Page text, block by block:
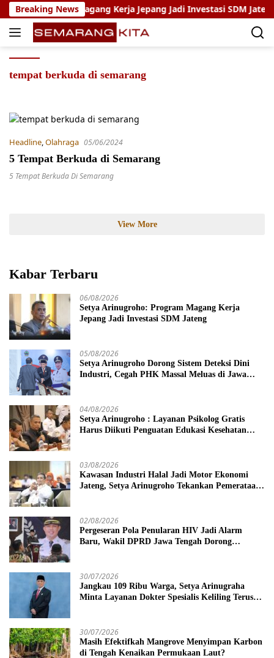
Skip
to
content
Breaking News
Program Magang Kerja Jepang Jadi Investasi SDM Jateng
tempat berkuda di semarang
Headline,Olahraga 05/06/2024
5 Tempat Berkuda di Semarang
5 Tempat Berkuda Di Semarang
View More
Kabar Terbaru
06/08/2026
Setya Arinugroho: Program Magang Kerja
Jepang Jadi Investasi SDM Jateng
05/08/2026
Setya Arinugroho Dorong Sistem Deteksi Dini
Industri, Cegah PHK Massal Meluas di Jawa
04/08/2026
Setya Arinugroho : Layanan Psikolog Gratis
Harus Diikuti Penguatan Edukasi Kesehatan
03/08/2026
Kawasan Industri Halal Jadi Motor Ekonomi
Jateng, Setya Arinugroho Tekankan Pemerataan
02/08/2026
Pergeseran Pola Penularan HIV Jadi Alarm
Baru, Wakil DPRD Jawa Tengah Dorong
30/07/2026
Jangkau 109 Ribu Warga, Setya Arinugraha
Minta Layanan Dokter Spesialis Keliling Terus
30/07/2026
Masih Efektifkah Mangrove Menyimpan Karbon
di Tengah Kenaikan Permukaan Laut?